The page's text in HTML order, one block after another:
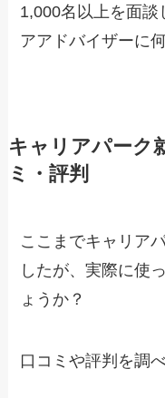
1,000名以上を面談
アアドバイザーに
キャリアパーク
ミ・評判
ここまでキャリア
したが、実際に使
ょうか？
口コミや評判を調